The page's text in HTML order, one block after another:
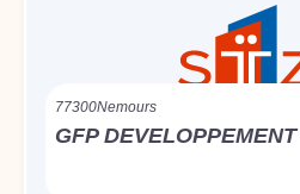
77300Nemours
GFP